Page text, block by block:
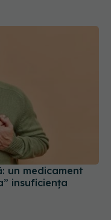
un medicament
insuficiența